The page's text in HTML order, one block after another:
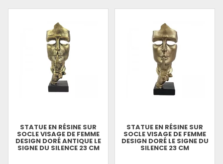
STATUE EN RÉSINE SUR
SOCLE VISAGE DE FEMME
DESIGN DORÉ ANTIQUE LE
SIGNE DU SILENCE 23 CM
STATUE EN RÉSINE SUR
SOCLE VISAGE DE FEMME
DESIGN DORÉ LE SIGNE DU
SILENCE 23 CM